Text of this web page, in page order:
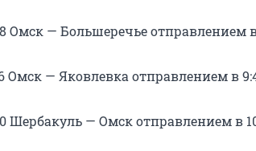
Омск — Большеречье отправлением в
Омск — Яковлевка отправлением в
Шербакуль — Омск отправлением в